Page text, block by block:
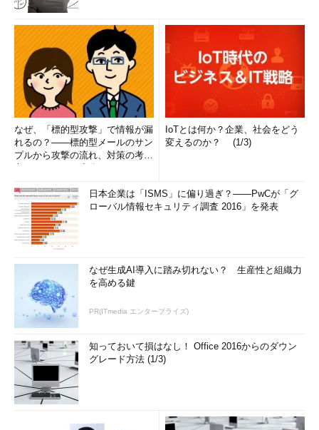
なぜ、「標的型攻撃」で情報が漏
れるの？――標的型メールのサン
プルから攻撃の流れ、対策の考え
IoTとは何か？企業、社会をどう
変えるのか？ (1/3)
日本企業は「ISMS」に偏り過ぎ？――PwCが「グ
ローバル情報セキュリティ調査 2016」を発表
なぜ生成AI導入に踏み切れない？ 生産性と組織力
を高める鍵
PR(ITmedia エンタープライズ)
知っておいて損はなし！ Office 2016からのダウン
グレード方法 (1/3)